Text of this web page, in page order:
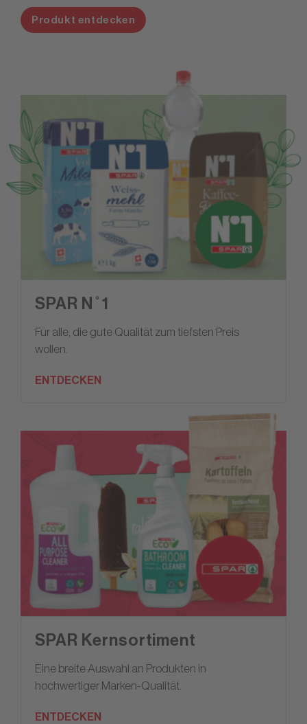
Produkt entdecken
SPAR N˚1
Für alle, die gute Qualität zum tiefsten Preis
wollen.
ENTDECKEN
SPAR Kernsortiment
Eine breite Auswahl an Produkten in
hochwertiger Marken-Qualität.
ENTDECKEN